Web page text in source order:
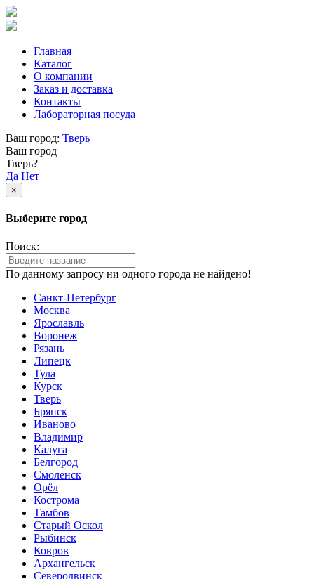
Главная
Каталог
О компании
Заказ и доставка
Контакты
Лабораторная посуда
Ваш город: Тверь
Ваш город
Тверь?
Да Нет
×
Выберите город
Поиск:
По данному запросу ни одного города не найдено!
Санкт-Петербург
Москва
Ярославль
Воронеж
Рязань
Липецк
Тула
Курск
Тверь
Брянск
Иваново
Владимир
Калуга
Белгород
Смоленск
Орёл
Кострома
Тамбов
Старый Оскол
Рыбинск
Ковров
Архангельск
Северодвинск